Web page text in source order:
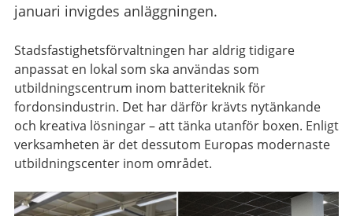
januari invigdes anläggningen.
Stadsfastighetsförvaltningen har aldrig tidigare
anpassat en lokal som ska användas som
utbildningscentrum inom batteriteknik för
fordonsindustrin. Det har därför krävts nytänkande
och kreativa lösningar – att tänka utanför boxen. Enligt
verksamheten är det dessutom Europas modernaste
utbildningscenter inom området.